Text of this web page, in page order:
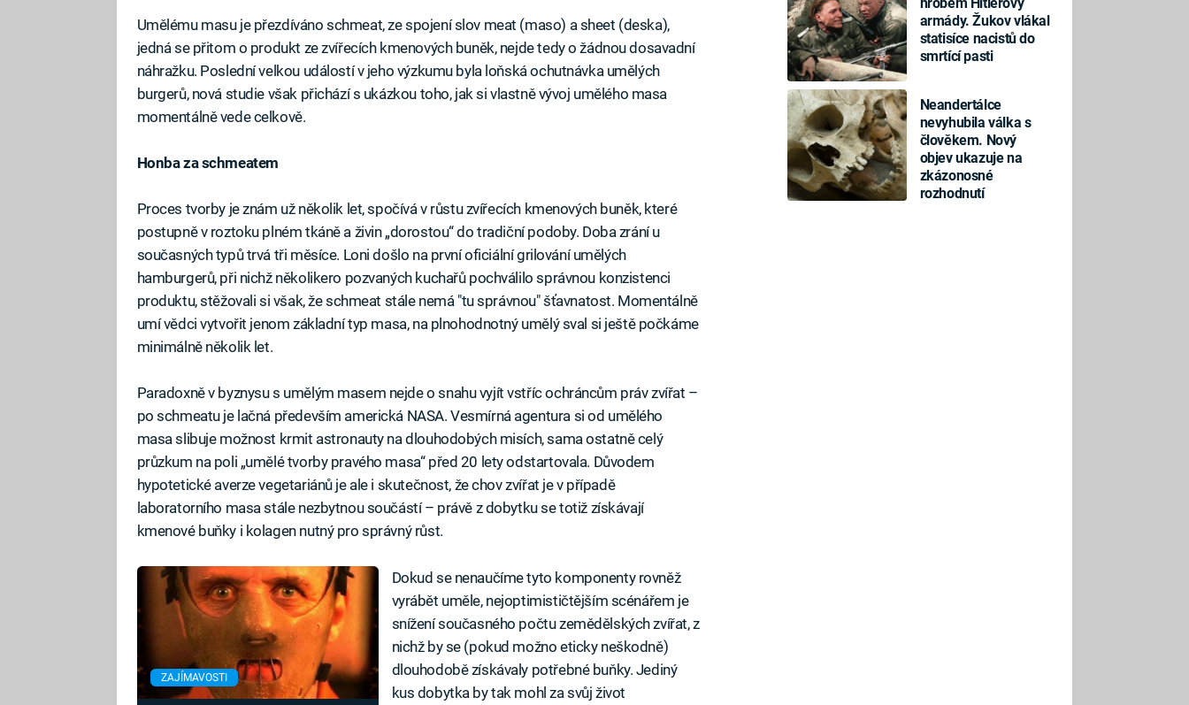
armády. Žukov vlákal
statisíce nacistů do
smrtící pasti
Neandertálce
nevyhubila válka s
člověkem. Nový
objev ukazuje na
zkázonosné
rozhodnutí
Umělému masu je přezdíváno schmeat, ze spojení slov meat (maso) a sheet (deska),
jedná se přitom o produkt ze zvířecích kmenových buněk, nejde tedy o žádnou dosavadní
náhražku. Poslední velkou událostí v jeho výzkumu byla loňská ochutnávka umělých
burgerů, nová studie však přichází s ukázkou toho, jak si vlastně vývoj umělého masa
momentálně vede celkově.
Honba za schmeatem
Proces tvorby je znám už několik let, spočívá v růstu zvířecích kmenových buněk, které
postupně v roztoku plném tkáně a živin „dorostou“ do tradiční podoby. Doba zrání u
současných typů trvá tři měsíce. Loni došlo na první oficiální grilování umělých
hamburgerů, při nichž několikero pozvaných kuchařů pochválilo správnou konzistenci
produktu, stěžovali si však, že schmeat stále nemá "tu správnou" šťavnatost. Momentálně
umí vědci vytvořit jenom základní typ masa, na plnohodnotný umělý sval si ještě počkáme
minimálně několik let.
Paradoxně v byznysu s umělým masem nejde o snahu vyjít vstříc ochráncům práv zvířat –
po schmeatu je lačná především americká NASA. Vesmírná agentura si od umělého
masa slibuje možnost krmit astronauty na dlouhodobých misích, sama ostatně celý
průzkum na poli „umělé tvorby pravého masa“ před 20 lety odstartovala. Důvodem
hypotetické averze vegetariánů je ale i skutečnost, že chov zvířat je v případě
laboratorního masa stále nezbytnou součástí – právě z dobytku se totiž získávají
kmenové buňky i kolagen nutný pro správný růst.
ZAJÍMAVOSTI
Dokud se nenaučíme tyto komponenty rovněž
vyrábět uměle, nejoptimističtějším scénářem je
snížení současného počtu zemědělských zvířat, z
nichž by se (pokud možno eticky neškodně)
dlouhodobě získávaly potřebné buňky. Jediný
kus dobytka by tak mohl za svůj život